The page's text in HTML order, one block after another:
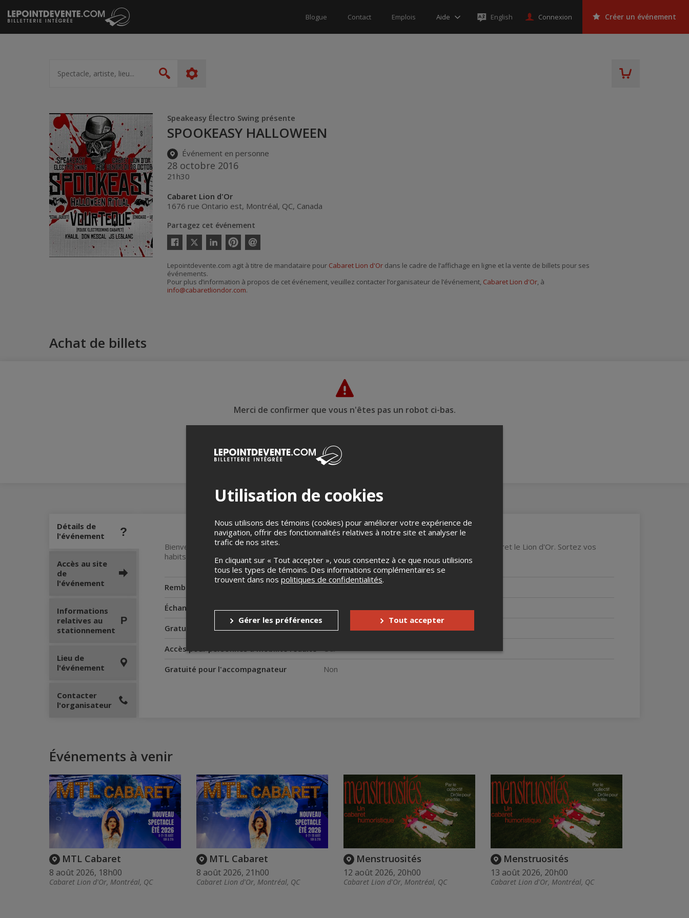
Passer
au
contenu
Blogue Contact Emplois Aide English Connexion Créer un événement
artiste,
lieu...
Rechercher
Speakeasy Électro Swing présente
SPOOKEASY HALLOWEEN
Événement en personne
28 octobre 2016
21h30
Cabaret Lion d'Or
1676 rue Ontario est, Montréal, QC, Canada
Partagez cet événement
Facebook
Twitter
LinkedinPinterestEnvoyer
courriel
Lepointdevente.com agit à titre de mandataire pour Cabaret Lion d'Or dans le cadre de l’affichage en ligne et la vente de billets pour ses
événements.
Pour plus d’information à propos de cet événement, veuillez contacter l’organisateur de l’événement, Cabaret Lion d'Or, à
info@cabaretliondor.com.
Achat de billets
Merci de confirmer que vous n'êtes pas un robot ci-bas.
Détails de
l'événement
Bienvenue à notre carnaval funèbre et festif ! Plongez dans l'âge d'or des années folles au Cabaret le Lion d'Or. Sortez vos
habits de bal et vos têtes d'enterrement ! Succombez aux charmes mortelles du Spookeasy.
Remboursements
Aucun remboursement
Échanges
Gratuité pour les enfants
Aucune gratuité
Accès pour personnes à mobilité réduite
Gratuité pour l'accompagnateur
Non
Accès au site
de
l'événement
Informations
relatives au
stationnement
Lieu de
l'événement
Contacter
l'organisateur
Événements à venir
MTL Cabaret
8 août 2026, 18h00
Cabaret Lion d'Or, Montréal, QC
MTL Cabaret
8 août 2026, 21h00
Cabaret Lion d'Or, Montréal, QC
Menstruosités
12 août 2026, 20h00
Cabaret Lion d'Or, Montréal, QC
Menstruosités
13 août 2026, 20h00
Cabaret Lion d'Or, Montréal, QC
Utilisation de cookies
Nous utilisons des témoins (cookies) pour améliorer votre expérience de
navigation, offrir des fonctionnalités relatives à notre site et analyser le
trafic de nos sites.
En cliquant sur « Tout accepter », vous consentez à ce que nous utilisions
tous les types de témoins. Des informations complémentaires se
trouvent dans nos politiques de confidentialités.
Gérer les préférences Tout accepter